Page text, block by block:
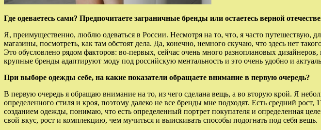
Где одеваетесь сами? Предпочитаете заграничные бренды или остаетесь верной
Я, преимущественно, люблю одеваться в России. Несмотря на то, что, я часто
магазины, посмотреть, как там обстоят дела. Да, конечно, немного скучаю, что здесь нет
Это обусловлено рядом факторов: во-первых, сейчас очень много разноплановых
крупные бренды адаптируют моду под российскую ментальность и это очень удобно и
При выборе одежды себе, на какие показатели обращаете внимание в первую очередь?
В первую очередь я обращаю внимание на то, из чего сделана вещь, а во вторую крой. Я
определенного стиля и кроя, поэтому далеко не все бренды мне подходят. Есть средний
созданием одежды, понимаю, что есть определенный портрет покупателя и определенная
свой вкус, рост и комплекцию, чем мучиться и выискивать способы подогнать под себя вещь.